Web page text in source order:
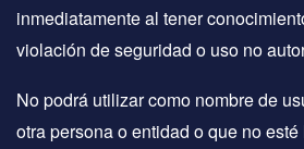
inmediatamente al tener
violación de seguridad o uso no
No podrá utilizar como nombre de
otra persona o entidad o que no